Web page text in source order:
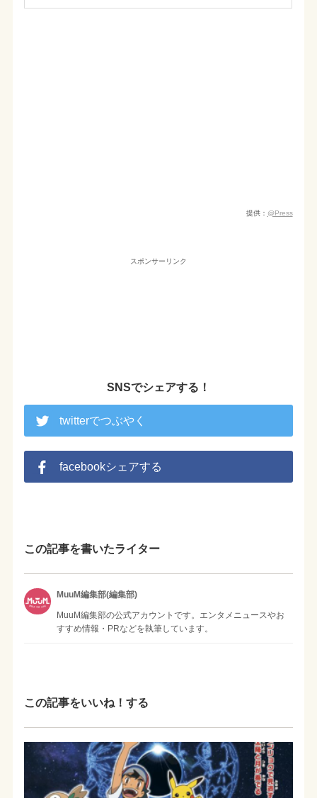
提供： @Press
スポンサーリンク
SNSでシェアする！
twitterでつぶやく
facebookシェアする
この記事を書いたライター
MuuM編集部(編集部)
MuuM編集部の公式アカウントです。エンタメニュースやお
すすめ情報・PRなどを執筆しています。
この記事をいいね！する